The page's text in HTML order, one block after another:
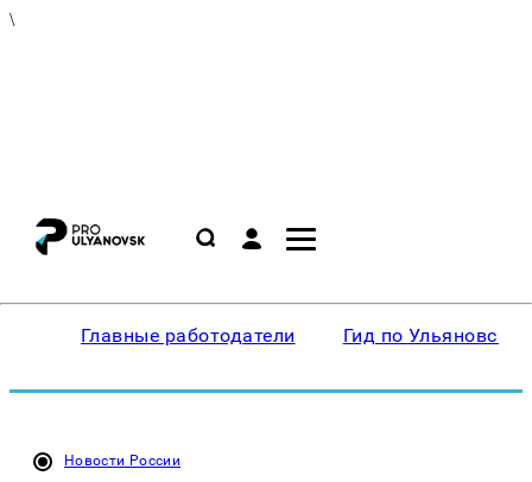
\
Главные работодатели Гид по Ульяновску
Новости России